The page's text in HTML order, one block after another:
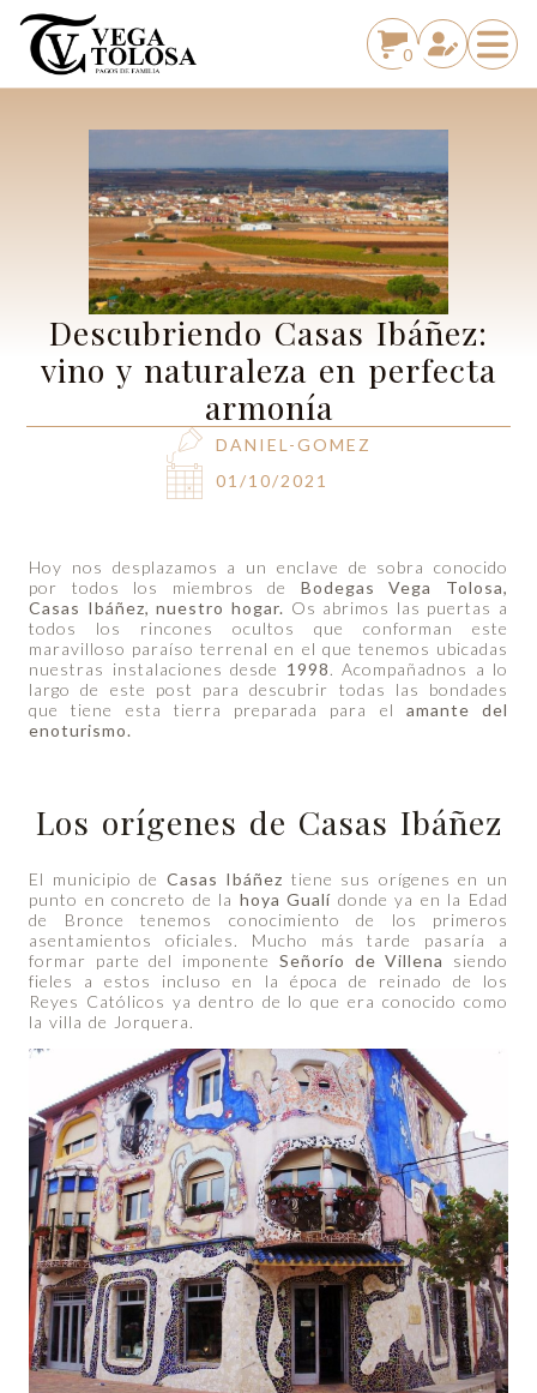
0
Descubriendo Casas Ibáñez:
vino y naturaleza en perfecta
armonía
DANIEL-GOMEZ
01/10/2021
Hoy nos desplazamos a un enclave de sobra conocido
por todos los miembros de Bodegas Vega Tolosa,
Casas Ibáñez, nuestro hogar. Os abrimos las puertas a
todos los rincones ocultos que conforman este
maravilloso paraíso terrenal en el que tenemos ubicadas
nuestras instalaciones desde 1998. Acompañadnos a lo
largo de este post para descubrir todas las bondades
que tiene esta tierra preparada para el amante del
enoturismo.
Los orígenes de Casas Ibáñez
El municipio de Casas Ibáñez tiene sus orígenes en un
punto en concreto de la hoya Gualí donde ya en la Edad
de Bronce tenemos conocimiento de los primeros
asentamientos oficiales. Mucho más tarde pasaría a
formar parte del imponente Señorío de Villena
siendo
fieles a estos incluso en la época de reinado de los
Reyes Católicos ya dentro de lo que era conocido como
la villa de Jorquera.